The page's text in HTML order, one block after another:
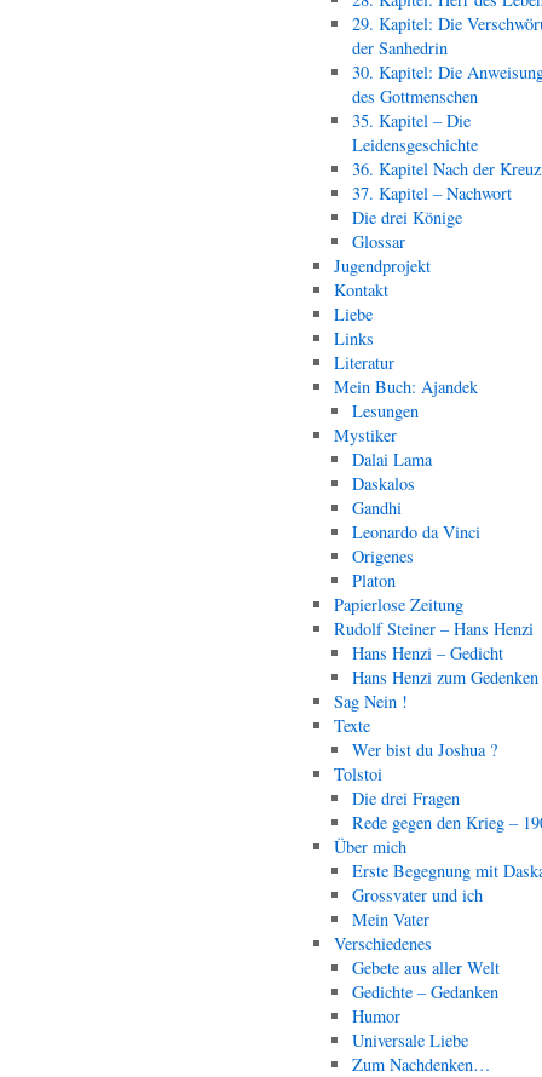
29. Kapitel: Die
der Sanhedrin
30. Kapitel: Die
des Gottmenschen
35. Kapitel – Die
Leidensgeschichte
36. Kapitel Nach der
37. Kapitel – Nachwort
Die drei Könige
Glossar
Jugendprojekt
Kontakt
Liebe
Links
Literatur
Mein Buch: Ajandek
Lesungen
Mystiker
Dalai Lama
Daskalos
Gandhi
Leonardo da Vinci
Origenes
Platon
Papierlose Zeitung
Rudolf Steiner – Hans Henzi
Hans Henzi – Gedicht
Hans Henzi zum Gedenken
Sag Nein !
Texte
Wer bist du Joshua ?
Tolstoi
Die drei Fragen
Rede gegen den Krieg –
Über mich
Erste Begegnung mit
Grossvater und ich
Mein Vater
Verschiedenes
Gebete aus aller Welt
Gedichte – Gedanken
Humor
Universale Liebe
Zum Nachdenken…